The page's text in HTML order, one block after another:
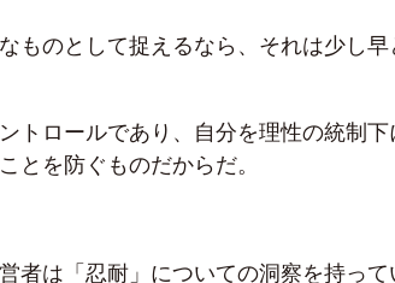
ものとして捉えるなら、それは少し早
トロールであり、自分を理性の統制下
とを防ぐものだからだ。
者は「忍耐」についての洞察を持って